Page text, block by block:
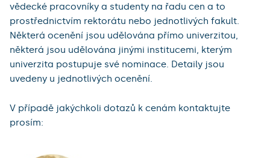
vědecké pracovníky a studenty na řadu cen a to
prostřednictvím rektorátu nebo jednotlivých fakult.
Některá ocenění jsou udělována přímo univerzitou,
některá jsou udělována jinými institucemi, kterým
univerzita postupuje své nominace. Detaily jsou
uvedeny u jednotlivých ocenění.
V případě jakýchkoli dotazů k cenám kontaktujte
prosím: